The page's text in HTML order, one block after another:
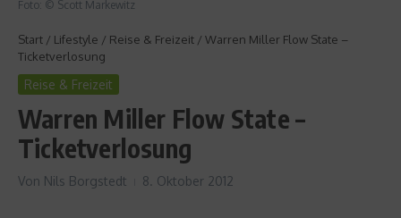
Foto: © Scott Markewitz
Start / Lifestyle / Reise & Freizeit / Warren Miller Flow State –
Ticketverlosung
Reise & Freizeit
Warren Miller Flow State –
Ticketverlosung
Von Nils Borgstedt 8. Oktober 2012